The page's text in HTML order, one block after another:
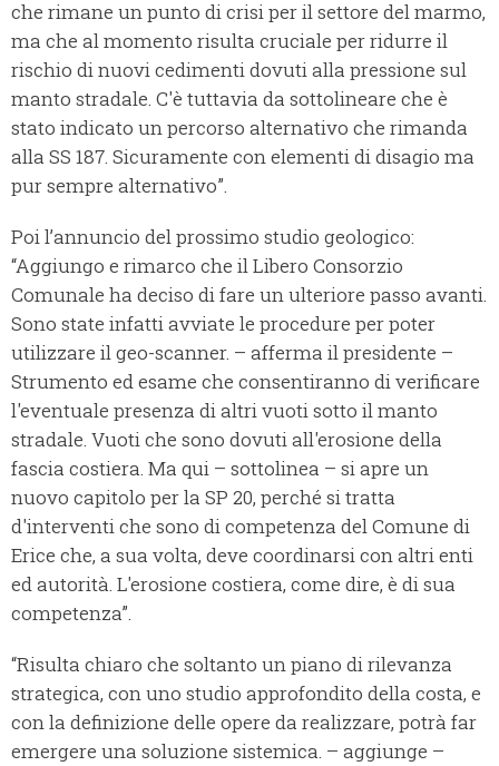
che rimane un punto di crisi per il settore del marmo,
ma che al momento risulta cruciale per ridurre il
rischio di nuovi cedimenti dovuti alla pressione sul
manto stradale. C'è tuttavia da sottolineare che è
stato indicato un percorso alternativo che rimanda
alla SS 187. Sicuramente con elementi di disagio ma
pur sempre alternativo”.
Poi l’annuncio del prossimo studio geologico:
“Aggiungo e rimarco che il Libero Consorzio
Comunale ha deciso di fare un ulteriore passo avanti.
Sono state infatti avviate le procedure per poter
utilizzare il geo-scanner. – afferma il presidente –
Strumento ed esame che consentiranno di verificare
l'eventuale presenza di altri vuoti sotto il manto
stradale. Vuoti che sono dovuti all'erosione della
fascia costiera. Ma qui – sottolinea – si apre un
nuovo capitolo per la SP 20, perché si tratta
d'interventi che sono di competenza del Comune di
Erice che, a sua volta, deve coordinarsi con altri enti
ed autorità. L'erosione costiera, come dire, è di sua
competenza”.
“Risulta chiaro che soltanto un piano di rilevanza
strategica, con uno studio approfondito della costa, e
con la definizione delle opere da realizzare, potrà far
emergere una soluzione sistemica. – aggiunge –